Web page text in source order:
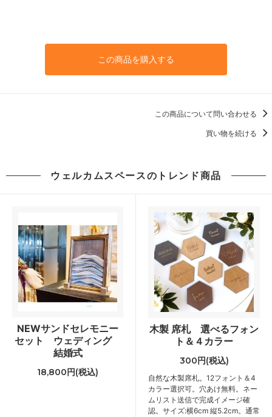
この商品を購入する
この商品について問い合わせる
買い物を続ける
ウェルカムスペースのトレンド商品
NEWサンドセレモニー
セット ウェディング
結婚式
18,800円(税込)
木製 席札 選べるフォン
ト＆４カラー
300円(税込)
自然な木製席札。12フォント＆4
カラー選択可。穴あけ無料。ネー
ムリスト送信で完成イメージ確
認。サイズ:横6cm 縦5.2cm。通常